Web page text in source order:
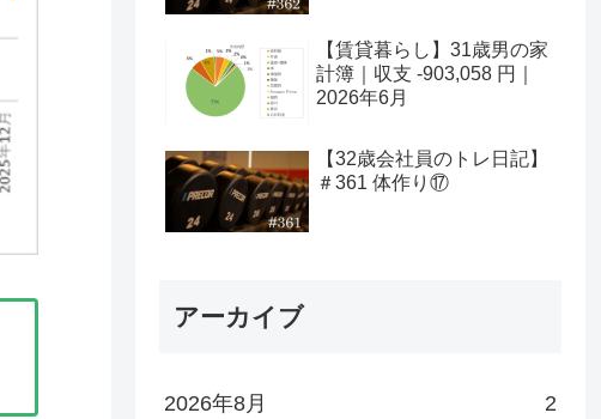
【賃貸暮らし】31歳男の家
計簿｜収支 -903,058 円｜
2026年6月
【32歳会社員のトレ日記】
＃361 体作り⑰
アーカイブ
2026年8月 2